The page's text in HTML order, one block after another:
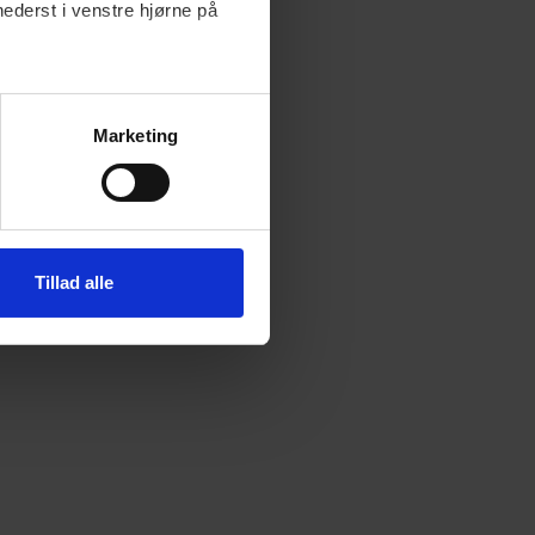
i venstre hjørne på
Marketing
Tillad alle